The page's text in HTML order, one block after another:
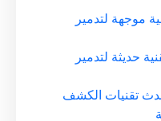
موجهة لتدمير
حديثة لتدمير
تقنيات الكشف